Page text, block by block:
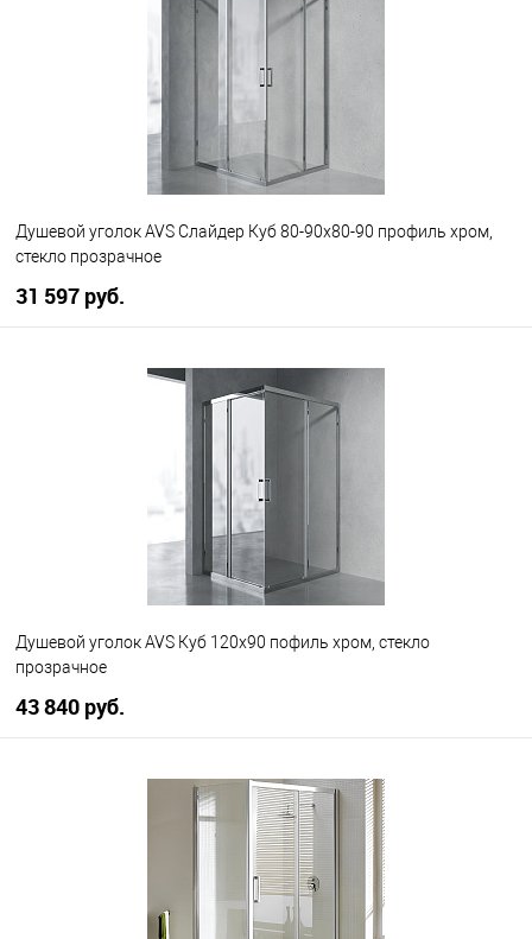
В наличии
Душевой уголок AVS Слайдер Куб 80-90x80-90 профиль хром,
стекло прозрачное
31 597 руб.
В корзину
В наличии
Душевой уголок AVS Куб 120x90 пофиль хром, стекло
прозрачное
43 840 руб.
В корзину
В наличии